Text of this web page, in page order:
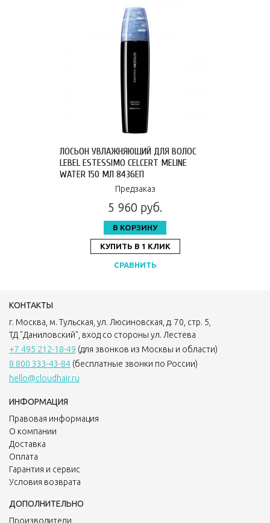
ЛОСЬОН УВЛАЖНЯЮЩИЙ ДЛЯ ВОЛОС
LEBEL ESTESSIMO CELCERT MELINE
WATER 150 МЛ 8436ЕП
Предзаказ
5 960 руб.
В КОРЗИНУ
КУПИТЬ В 1 КЛИК
СРАВНИТЬ
КОНТАКТЫ
г. Москва, м. Тульская, ул. Люсиновская, д. 70, стр. 5,
ТД "Даниловский", вход со стороны ул. Лестева
+7 495 212-18-49 (для звонков из Москвы и области)
8 800 333-43-84 (бесплатные звонки по России)
hello@cloudhair.ru
ИНФОРМАЦИЯ
Правовая информация
О компании
Доставка
Оплата
Гарантия и сервис
Условия возврата
ДОПОЛНИТЕЛЬНО
Производители